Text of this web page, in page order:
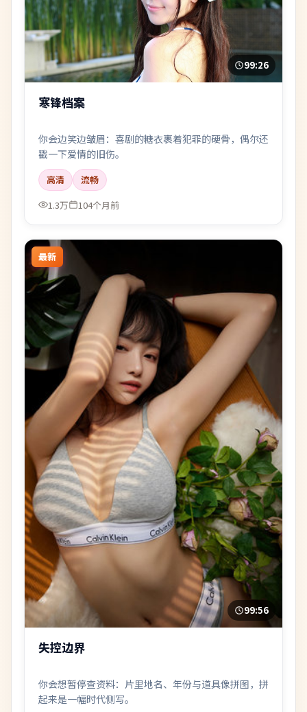
99:26
寒锋档案
你会边笑边皱眉：喜剧的糖衣裹着犯罪的硬骨，偶尔还
戳一下爱情的旧伤。
高清
流畅
1.3万
104个月前
最新
99:56
失控边界
你会想暂停查资料：片里地名、年份与道具像拼图，拼
起来是一幅时代侧写。